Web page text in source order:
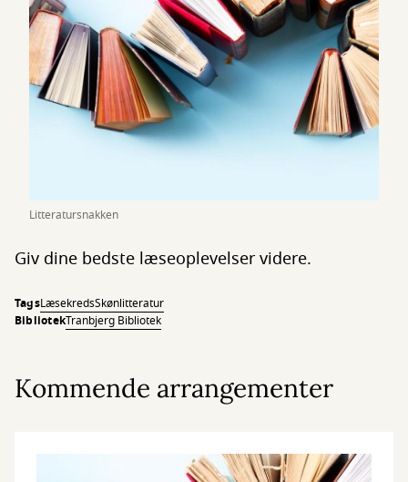
Litteratursnakken
Giv dine bedste læseoplevelser videre.
TagsLæsekredsSkønlitteratur
BibliotekTranbjerg Bibliotek
Kommende arrangementer